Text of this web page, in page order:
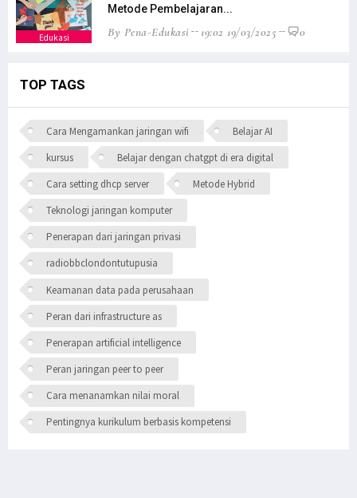
Edukasi
Metode Pembelajaran...
By Pena-Edukasi 19:02 19/03/2025 0
TOP TAGS
Cara Mengamankan jaringan wifi
Belajar AI
kursus
Belajar dengan chatgpt di era digital
Cara setting dhcp server
Metode Hybrid
Teknologi jaringan komputer
Penerapan dari jaringan privasi
radiobbclondontutupusia
Keamanan data pada perusahaan
Peran dari infrastructure as
Penerapan artificial intelligence
Peran jaringan peer to peer
Cara menanamkan nilai moral
Pentingnya kurikulum berbasis kompetensi